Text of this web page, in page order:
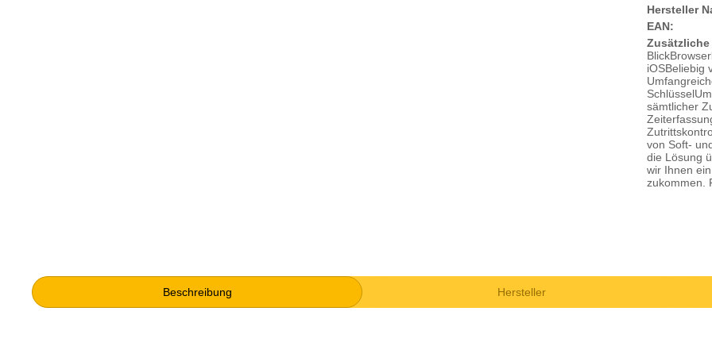
Hersteller
EAN:
Zusätzliche
iOSBeliebig
sämtlicher
von Soft-
die Lösung
wir Ihnen
zukommen.
Beschreibung Hersteller